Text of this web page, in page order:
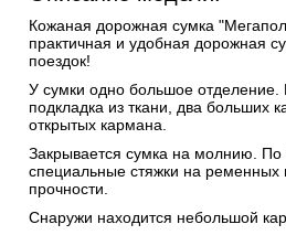
Кожаная дорожная сумка
практичная и удобная дорожная
поездок!
У сумки одно большое отделение.
подкладка из ткани, два больших
открытых кармана.
Закрывается сумка на молнию.
специальные стяжки на ременных
прочности.
Снаружи находится небольшой